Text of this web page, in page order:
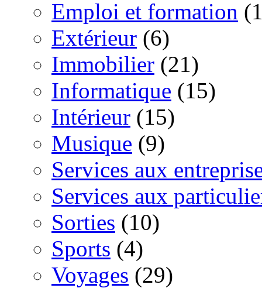
Emploi et formation
Extérieur (6)
Immobilier (21)
Informatique (15)
Intérieur (15)
Musique (9)
Services aux
Services aux
Sorties (10)
Sports (4)
Voyages (29)